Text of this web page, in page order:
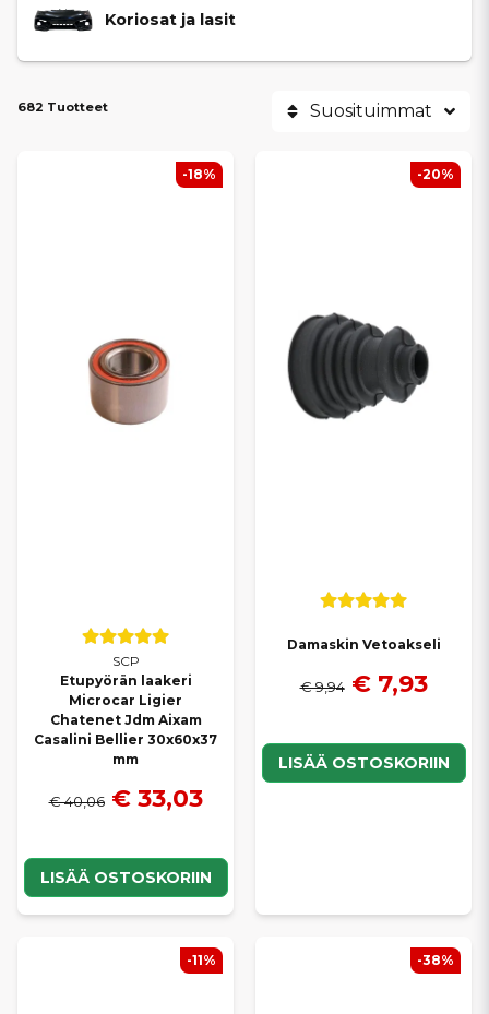
Koriosat ja lasit
682 Tuotteet Suosituimmat
SCP
Etupyörän laakeri
Microcar Ligier
Chatenet Jdm Aixam
Casalini Bellier 30x60x37
mm
€ 40,06 € 33,03
LISÄÄ OSTOSKORIIN
-18%
Damaskin Vetoakseli
€ 9,94 € 7,93
LISÄÄ OSTOSKORIIN
-20%
-11% -38%